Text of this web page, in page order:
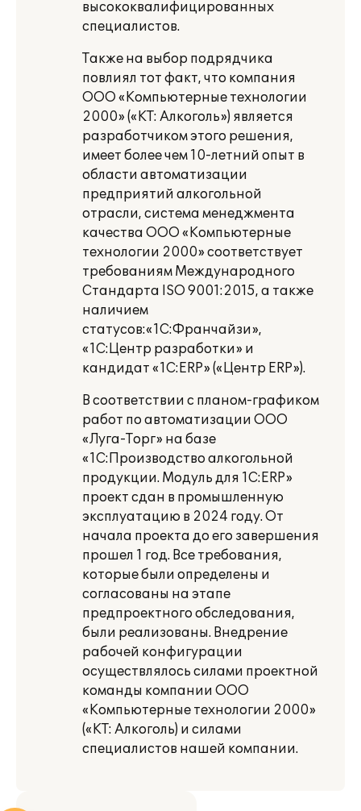
высококвалифицированных
специалистов.
Также на выбор подрядчика
повлиял тот факт, что компания
ООО «Компьютерные технологии
2000» («КТ: Алкоголь») является
разработчиком этого решения,
имеет более чем 10-летний опыт в
области автоматизации
предприятий алкогольной
отрасли, система менеджмента
качества ООО «Компьютерные
технологии 2000» соответствует
требованиям Международного
Стандарта ISO 9001:2015, а также
наличием
статусов:«1С:Франчайзи»,
«1С:Центр разработки» и
кандидат «1С:ERP» («Центр ERP»).
В соответствии с планом-графиком
работ по автоматизации ООО
«Луга-Торг» на базе
«1С:Производство алкогольной
продукции. Модуль для 1С:ERP»
проект сдан в промышленную
эксплуатацию в 2024 году. От
начала проекта до его завершения
прошел 1 год. Все требования,
которые были определены и
согласованы на этапе
предпроектного обследования,
были реализованы. Внедрение
рабочей конфигурации
осуществлялось силами проектной
команды компании ООО
«Компьютерные технологии 2000»
(«КТ: Алкоголь) и силами
специалистов нашей компании.